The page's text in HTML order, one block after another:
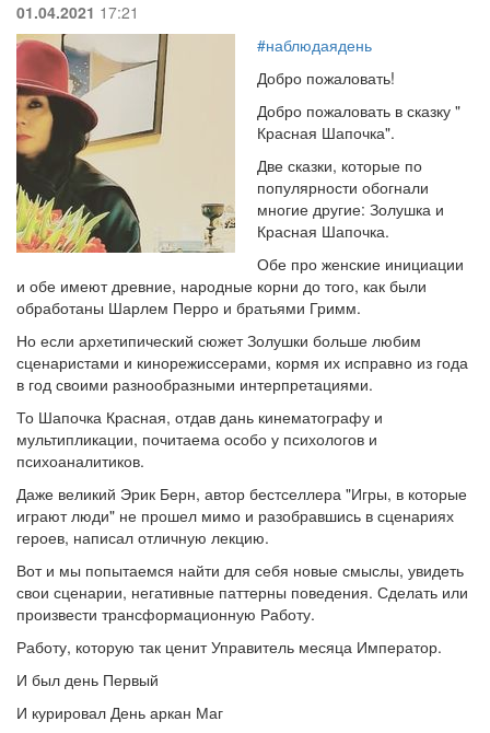
01.04.2021 17:21
#наблюдаядень
Добро пожаловать!
Добро пожаловать в сказку "
Красная Шапочка".
Две сказки, которые по
популярности обогнали
многие другие: Золушка и
Красная Шапочка.
Обе про женские инициации
и обе имеют древние, народные корни до того, как были
обработаны Шарлем Перро и братьями Гримм.
Но если архетипический сюжет Золушки больше любим
сценаристами и кинорежиссерами, кормя их исправно из года
в год своими разнообразными интерпретациями.
То Шапочка Красная, отдав дань кинематографу и
мультипликации, почитаема особо у психологов и
психоаналитиков.
Даже великий Эрик Берн, автор бестселлера "Игры, в которые
играют люди" не прошел мимо и разобравшись в сценариях
героев, написал отличную лекцию.
Вот и мы попытаемся найти для себя новые смыслы, увидеть
свои сценарии, негативные паттерны поведения. Сделать или
произвести трансформационную Работу.
Работу, которую так ценит Управитель месяца Император.
И был день Первый
И курировал День аркан Маг